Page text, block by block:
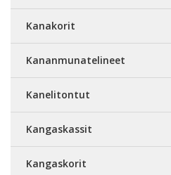
Kanakorit
Kananmunatelineet
Kanelitontut
Kangaskassit
Kangaskorit